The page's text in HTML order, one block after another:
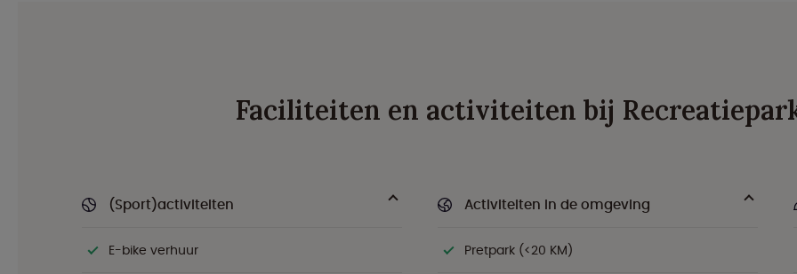
Faciliteiten en activiteiten bij
(Sport)activiteiten
E-bike verhuur
Activiteiten in de omgeving
Pretpark (<20 KM)